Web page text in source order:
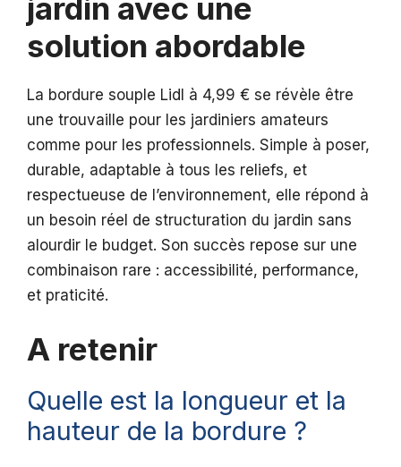
jardin avec une
solution abordable
La bordure souple Lidl à 4,99 € se révèle être
une trouvaille pour les jardiniers amateurs
comme pour les professionnels. Simple à poser,
durable, adaptable à tous les reliefs, et
respectueuse de l’environnement, elle répond à
un besoin réel de structuration du jardin sans
alourdir le budget. Son succès repose sur une
combinaison rare : accessibilité, performance,
et praticité.
A retenir
Quelle est la longueur et la
hauteur de la bordure ?